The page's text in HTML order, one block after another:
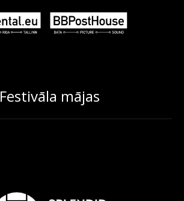
Festivāla mājas